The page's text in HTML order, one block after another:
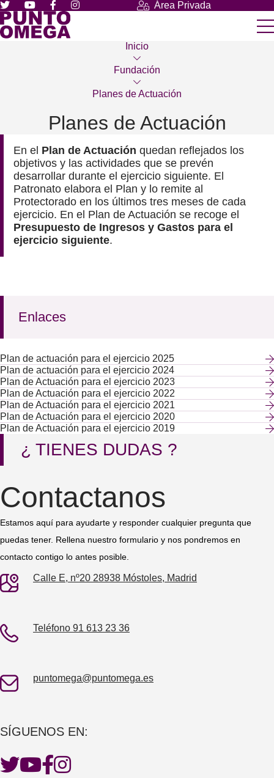
Área Privada
Inicio
Fundación
Planes de Actuación
Planes de Actuación
En el Plan de Actuación quedan reflejados los
objetivos y las actividades que se prevén
desarrollar durante el ejercicio siguiente. El
Patronato elabora el Plan y lo remite al
Protectorado en los últimos tres meses de cada
ejercicio. En el Plan de Actuación se recoge el
Presupuesto de Ingresos y Gastos para el
ejercicio siguiente.
Enlaces
Plan de actuación para el ejercicio 2025
Plan de actuación para el ejercicio 2024
Plan de Actuación para el ejercicio 2023
Plan de Actuación para el ejercicio 2022
Plan de Actuación para el ejercicio 2021
Plan de Actuación para el ejercicio 2020
Plan de Actuación para el ejercicio 2019
¿ TIENES DUDAS ?
Contactanos
Estamos aquí para ayudarte y responder cualquier pregunta que
puedas tener. Rellena nuestro formulario y nos pondremos en
contacto contigo lo antes posible.
Calle E, nº20 28938 Móstoles, Madrid
Teléfono 91 613 23 36
puntomega@puntomega.es
SÍGUENOS EN: